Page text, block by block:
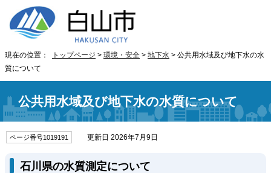
現在の位置： トップページ > 環境・安全 > 地下水 > 公共用水域及び地下水の水
質について
公共用水域及び地下水の水質について
ページ番号1019191 更新日 2026年7月9日
石川県の水質測定について